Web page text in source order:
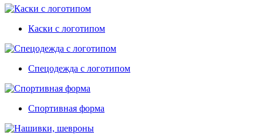
Каски с логотипом
Спецодежда с логотипом
Спортивная форма